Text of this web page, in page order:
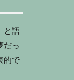
と語
だっ
的で